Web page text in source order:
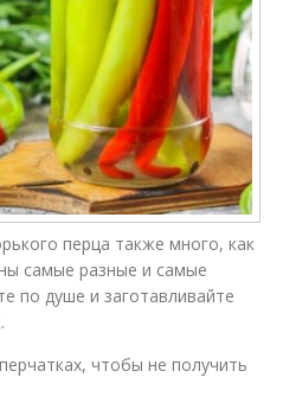
перца также много, как
самые разные и самые
по душе и заготавливайте
чтобы не получить